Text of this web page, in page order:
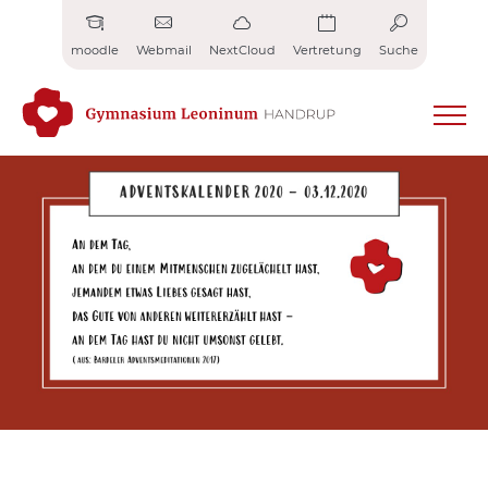
moodle Webmail NextCloud Vertretung Suche